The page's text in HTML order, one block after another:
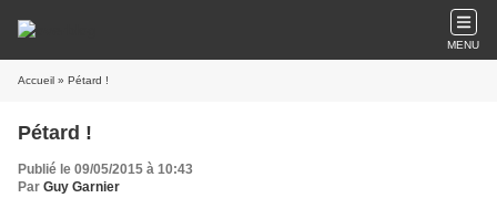
MENU
Accueil » Pétard !
Pétard !
Publié le 09/05/2015 à 10:43
Par Guy Garnier